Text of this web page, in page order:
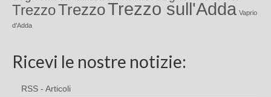
TrezzoTrezzoTrezzo sull'Adda Vaprio
d'Adda
Ricevi le nostre notizie:
RSS - Articoli